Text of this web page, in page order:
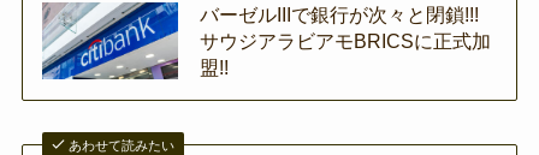
バーゼルIIIで銀行が次々と閉鎖!!!
サウジアラビアモBRICSに正式加
盟!!
あわせて読みたい